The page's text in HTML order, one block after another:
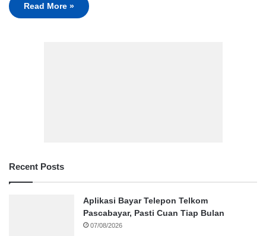
Read More »
Recent Posts
Aplikasi Bayar Telepon Telkom
Pascabayar, Pasti Cuan Tiap Bulan
07/08/2026